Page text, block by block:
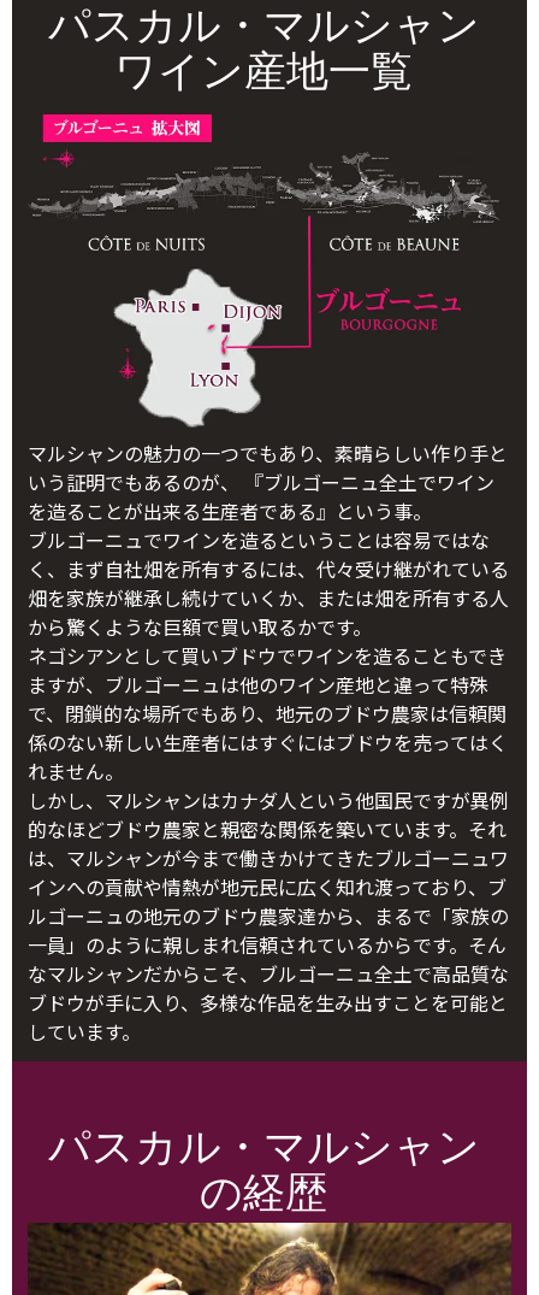
パスカル・マルシャン
ワイン産地一覧
マルシャンの魅力の一つでもあり、素晴らしい作り手と
いう証明でもあるのが、 『ブルゴーニュ全土でワイン
を造ることが出来る生産者である』という事。
ブルゴーニュでワインを造るということは容易ではな
く、まず自社畑を所有するには、代々受け継がれている
畑を家族が継承し続けていくか、または畑を所有する人
から驚くような巨額で買い取るかです。
ネゴシアンとして買いブドウでワインを造ることもでき
ますが、ブルゴーニュは他のワイン産地と違って特殊
で、閉鎖的な場所でもあり、地元のブドウ農家は信頼関
係のない新しい生産者にはすぐにはブドウを売ってはく
れません。
しかし、マルシャンはカナダ人という他国民ですが異例
的なほどブドウ農家と親密な関係を築いています。それ
は、マルシャンが今まで働きかけてきたブルゴーニュワ
インへの貢献や情熱が地元民に広く知れ渡っており、ブ
ルゴーニュの地元のブドウ農家達から、まるで「家族の
一員」のように親しまれ信頼されているからです。そん
なマルシャンだからこそ、ブルゴーニュ全土で高品質な
ブドウが手に入り、多様な作品を生み出すことを可能と
しています。
パスカル・マルシャン
の経歴